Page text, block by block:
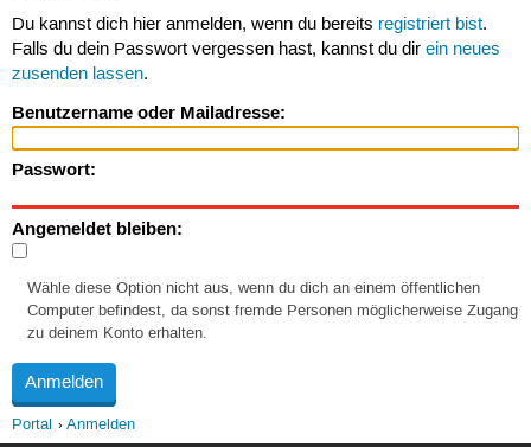
Du kannst dich hier anmelden, wenn du bereits registriert bist.
Falls du dein Passwort vergessen hast, kannst du dir ein neues
zusenden lassen.
Benutzername oder Mailadresse:
Passwort:
Angemeldet bleiben:
Wähle diese Option nicht aus, wenn du dich an einem öffentlichen
Computer befindest, da sonst fremde Personen möglicherweise Zugang
zu deinem Konto erhalten.
Portal Anmelden